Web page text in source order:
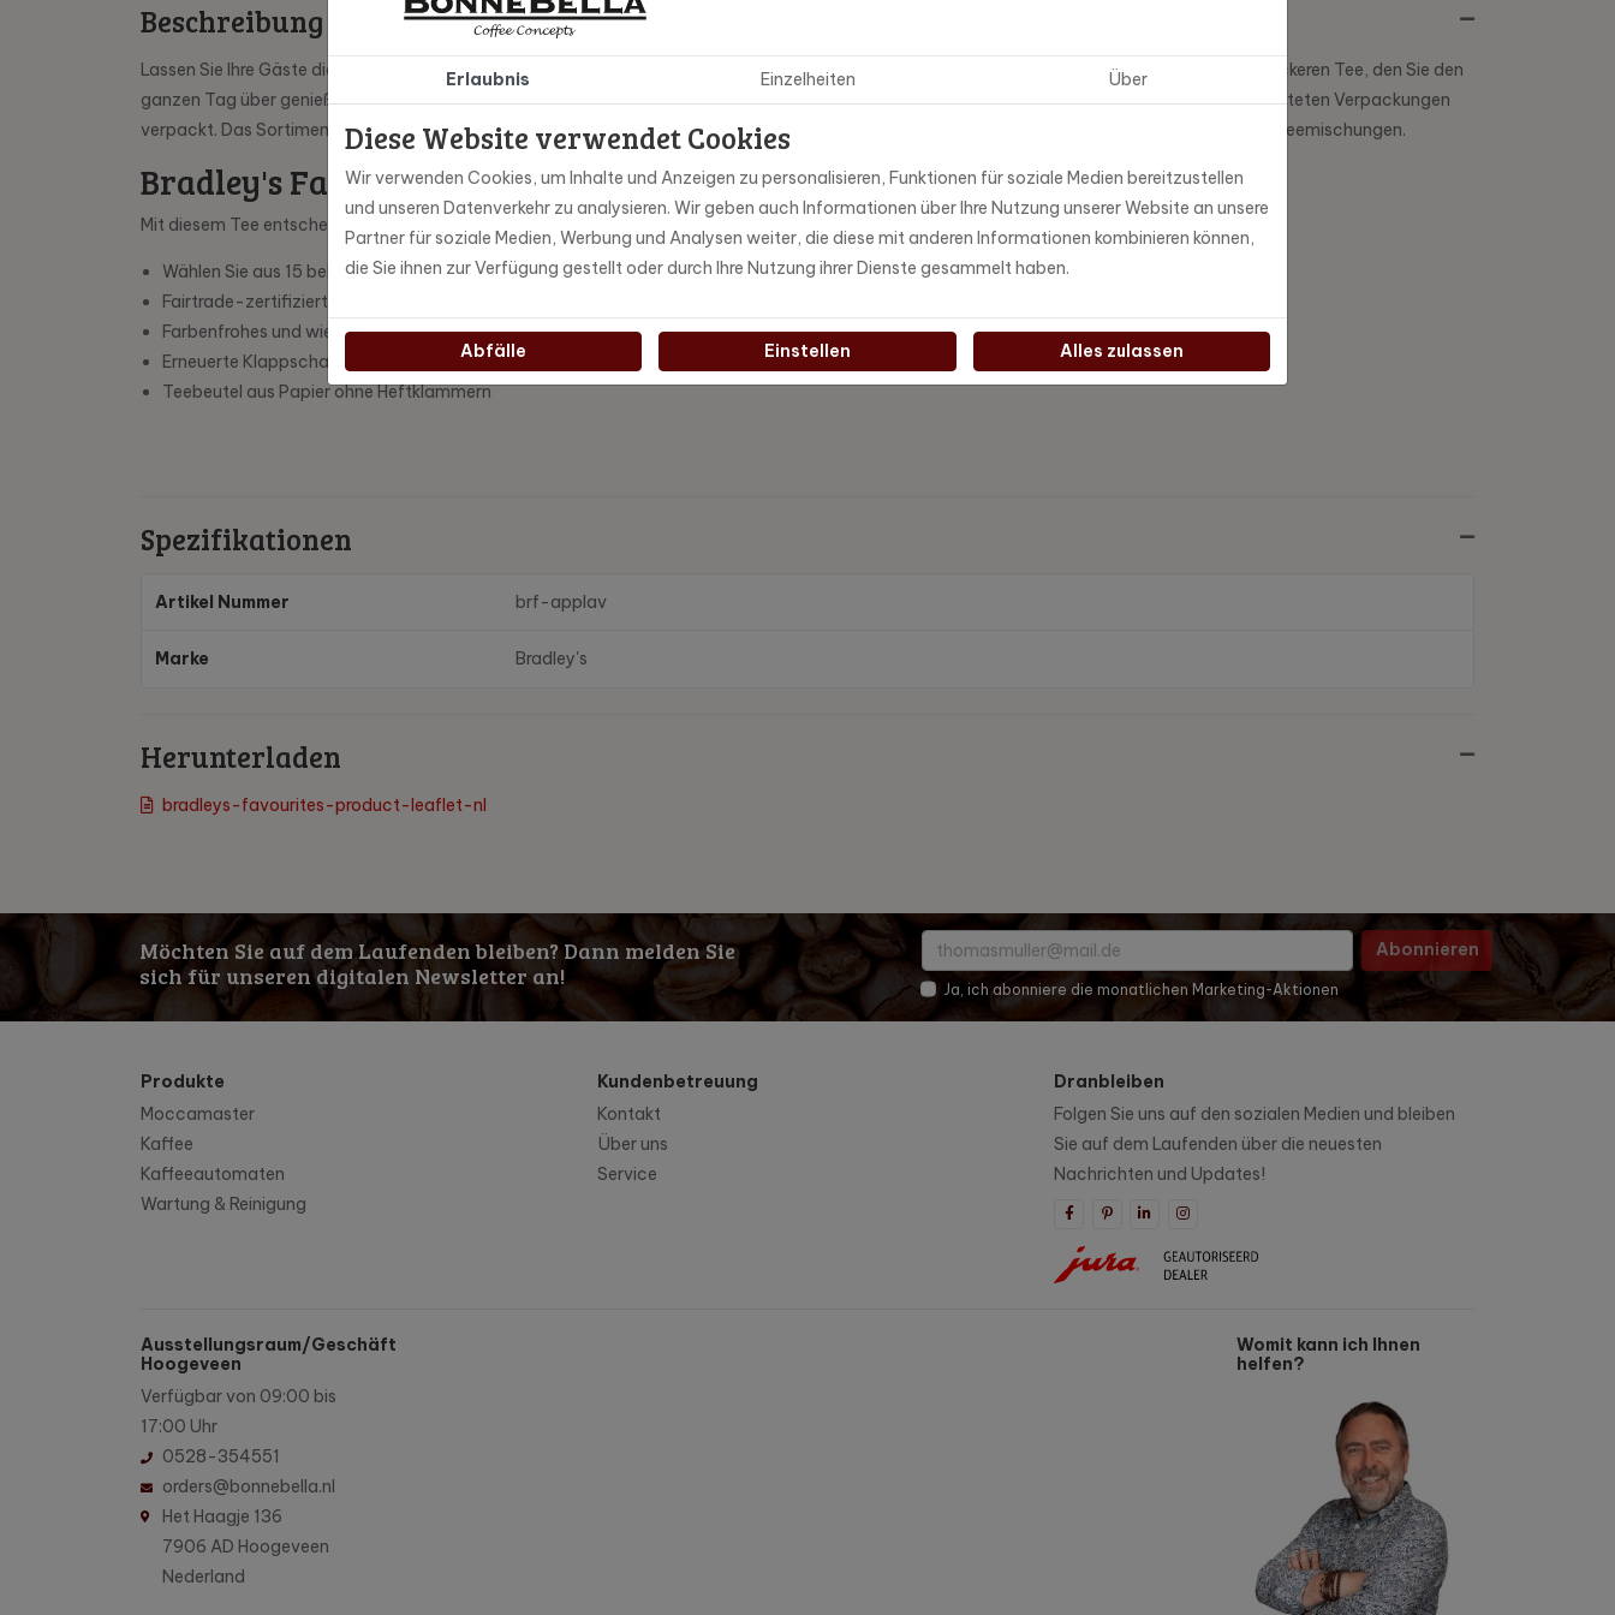
Beschreibung
Lassen Sie Ihre Gäste diesen überraschenden Apple & Lavender Tee (17) probieren! Mit unserem Tee von Bradley's erhalten Sie garantiert einen leckeren Tee, den Sie den
ganzen Tag über genießen können. Der rein natürliche und Fairtrade-zertifizierte Tee ist von hoher Qualität und in farbenfrohen und schön gestalteten Verpackungen
verpackt. Das Sortiment ist so vielfältig wie die Geschmäcker Ihrer Gäste und umfasst neben den Klassikern auch verschiedene überraschende Teemischungen.
Bradley's Favourites Tee
Mit diesem Tee entscheiden Sie sich für einen Premium-Tee mit trendigem Geschmack.
Wählen Sie aus 15 beliebten Teegeschmacksrichtungen
Fairtrade-zertifiziert
Farbenfrohes und wiedererkennbares Design
Erneuerte Klappschachteln mit 10 Heißsiegelumschlägen
Teebeutel aus Papier ohne Heftklammern
Spezifikationen
Artikel Nummer brf-applav
Marke Bradley's
Herunterladen
bradleys-favourites-product-leaflet-nl
Möchten Sie auf dem Laufenden bleiben? Dann melden Sie
sich für unseren digitalen Newsletter an!
Abonnieren
Ja, ich abonniere die monatlichen Marketing-Aktionen
Produkte
Moccamaster
Kaffee
Kaffeeautomaten
Wartung & Reinigung
Kundenbetreuung
Kontakt
Über uns
Service
Dranbleiben
Folgen Sie uns auf den sozialen Medien und bleiben
Sie auf dem Laufenden über die neuesten
Nachrichten und Updates!
Ausstellungsraum/Geschäft
Hoogeveen
Verfügbar von 09:00 bis
17:00 Uhr
0528-354551
orders@bonnebella.nl
Het Haagje 136
7906 AD Hoogeveen
Nederland
Womit kann ich Ihnen
helfen?
Erlaubnis Einzelheiten Über
Diese Website verwendet Cookies
Wir verwenden Cookies, um Inhalte und Anzeigen zu personalisieren, Funktionen für soziale Medien bereitzustellen
und unseren Datenverkehr zu analysieren. Wir geben auch Informationen über Ihre Nutzung unserer Website an unsere
Partner für soziale Medien, Werbung und Analysen weiter, die diese mit anderen Informationen kombinieren können,
die Sie ihnen zur Verfügung gestellt oder durch Ihre Nutzung ihrer Dienste gesammelt haben.
Abfälle Einstellen Alles zulassen